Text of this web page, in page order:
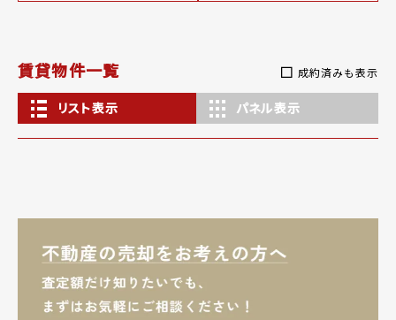
賃貸物件一覧 成約済みも表示
リスト表示 パネル表示